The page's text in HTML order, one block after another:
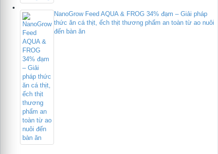
NanoGrow Feed AQUA & FROG 34% đạm – Giải pháp
thức ăn cá thịt, ếch thịt thương phẩm an toàn từ ao nuôi
đến bàn ăn